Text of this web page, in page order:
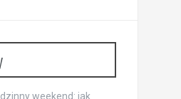
weekend: jak